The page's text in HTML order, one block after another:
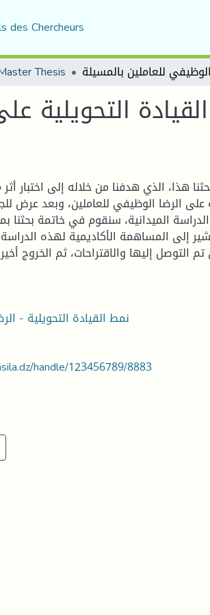
des Chercheurs
Thesis
التحویلیة
هذا، الذي هدفنا من خلاله إلى اختبار
على الرضا الوظيفي للعاملين، وبعد عرض
الميدانية، سنقوم في خاتمة بحثنا
نشير إلى المساهمة الأكاديمية لهذه
تم التوصل إليها والاقتراحات، ثم الخروج
نمط القيادة التحويلية -
handle/123456789/8883